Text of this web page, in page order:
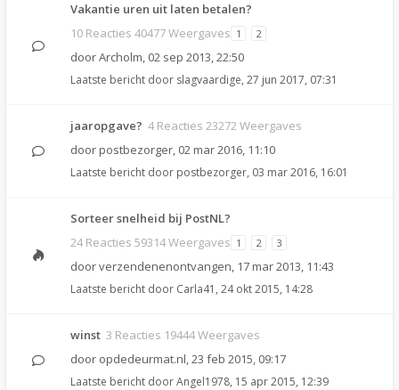
Vakantie uren uit laten betalen?
10 Reacties 40477 Weergaves 1 2
doorArcholm, 02 sep 2013, 22:50
Laatste bericht door slagvaardige, 27 jun 2017, 07:31
jaaropgave? 4 Reacties 23272 Weergaves
door postbezorger, 02 mar 2016, 11:10
Laatste bericht door postbezorger, 03 mar 2016, 16:01
Sorteer snelheid bij PostNL?
24 Reacties 59314 Weergaves 1 2 3
doorverzendenenontvangen, 17 mar 2013, 11:43
Laatste bericht door Carla41 , 24 okt 2015, 14:28
winst 3 Reacties 19444 Weergaves
door opdedeurmat.nl,23 feb 2015, 09:17
Laatste bericht doorAngel1978, 15 apr 2015, 12:39